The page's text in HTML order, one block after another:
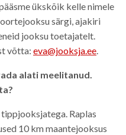
ükskõik kelle nimele
särgi, ajakiri
jooksu toetajatelt.
võtta: eva@jooksja.ee.
alati meelitanud.
Raplas
10 km maantejooksus